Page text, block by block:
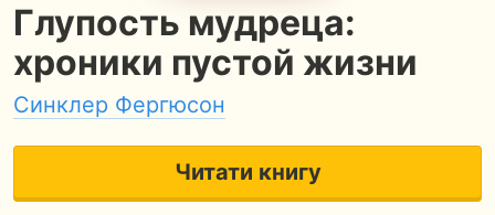
Глупость мудреца:
хроники пустой жизни
Синклер Фергюсон
Читати книгу